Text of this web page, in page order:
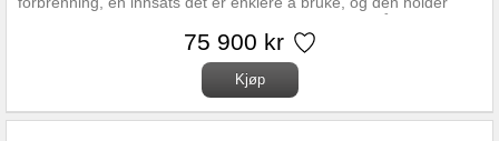
glassene renere. Peisen er flott umalt, men kan også males i
ønsket farge. Teknisk data: Høyde 1636mm Bredde 722mm
Dybde 600mm Vekt 353kg Vedlengde 50cm Virkningsgrad 80%
Nominell effekt 8.9kW Røykrør Ø 150mm Pipetilkobling Topp, Bak
Plassering Frittstående, Rett vegg Peisinnsats N-29U
75 900 kr